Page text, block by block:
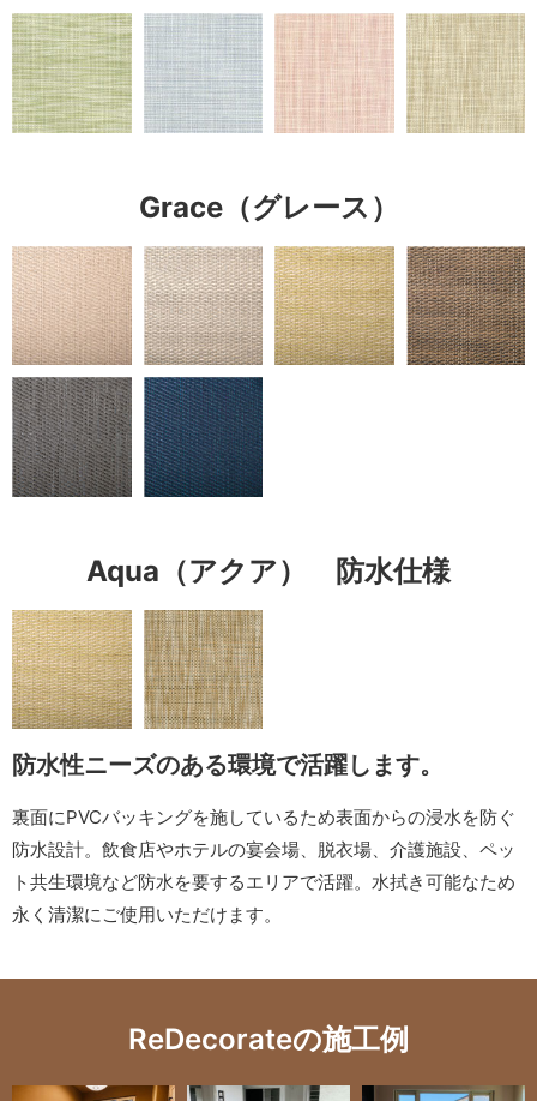
Grace（グレース）
Aqua（アクア） 防水仕様
防水性ニーズのある環境で活躍します。
裏面にPVCバッキングを施しているため表面からの浸水を防ぐ
防水設計。飲食店やホテルの宴会場、脱衣場、介護施設、ペッ
ト共生環境など防水を要するエリアで活躍。水拭き可能なため
永く清潔にご使用いただけます。
ReDecorateの施工例